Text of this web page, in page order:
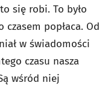
się robi. To było
popłaca. Od
w świadomości
czasu nasza
wśród niej